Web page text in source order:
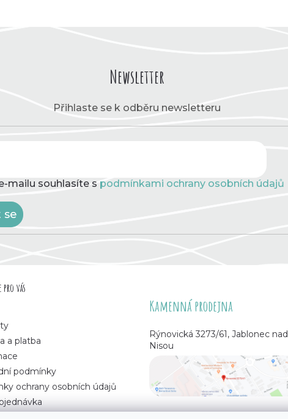
Newsletter
Přihlaste se k odběru newsletteru
mailu souhlasíte s podmínkami ochrany osobních údajů
se
vás
a platba
podmínky
ochrany osobních údajů
Kamenná prodejna
Rýnovická 3273/61, Jablonec nad
Nisou